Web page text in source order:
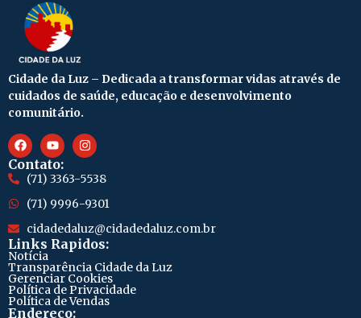
Cidade da Luz – Dedicada a transformar vidas através de
cuidados de saúde, educação e desenvolvimento
comunitário.
Contato:
(71) 3363-5538
(71) 9996-9301
cidadedaluz@cidadedaluz.com.br
Links Rapidos:
Notícia
Transparência Cidade da Luz
Gerenciar Cookies
Política de Privacidade
Política de Vendas
Endereço: